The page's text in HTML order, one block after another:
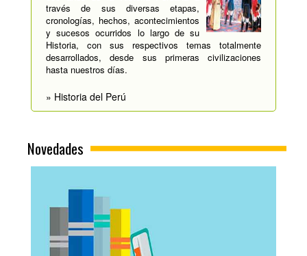
través de sus diversas etapas,
cronologías, hechos, acontecimientos
y sucesos ocurridos lo largo de su
Historia, con sus respectivos temas totalmente
desarrollados, desde sus primeras civilizaciones
hasta nuestros días.
» Historia del Perú
Novedades